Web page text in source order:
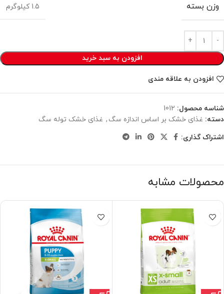
وزن بسته 1.5 کیلوگرم
افزودن به سبد خرید
افزودن به علاقه مندی
شناسه محصول: 1012
دسته: غذای خشک بر اساس اندازه سگ , غذای خشک توله سگ
اشتراک گذاری:
محصولات مشابه